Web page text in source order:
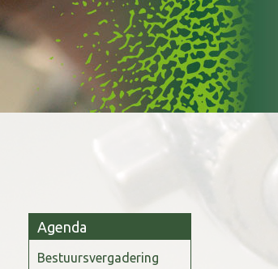
Agenda
Bestuursvergadering